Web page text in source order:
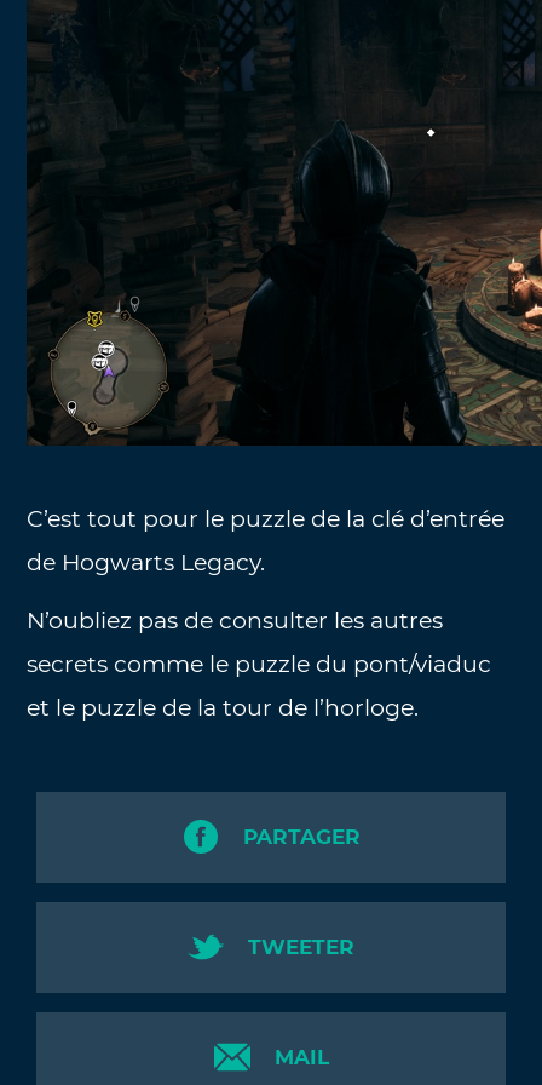
C’est tout pour le puzzle de la clé d’entrée
de Hogwarts Legacy.
N’oubliez pas de consulter les autres
secrets comme le puzzle du pont/viaduc
et le puzzle de la tour de l’horloge.
PARTAGER
TWEETER
MAIL